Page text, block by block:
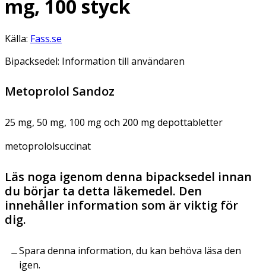
mg, 100 styck
Källa: Fass.se
Bipacksedel: Information till användaren
Metoprolol Sandoz
25 mg, 50 mg, 100 mg och 200 mg depottabletter
metoprololsuccinat
Läs noga igenom denna bipacksedel innan
du börjar ta detta läkemedel. Den
innehåller information som är viktig för
dig.
Spara denna information, du kan behöva läsa den
igen.